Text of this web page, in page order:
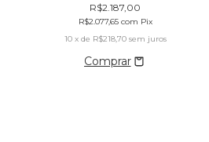
R$2.187,00
R$2.077,65 com Pix
10 x de R$218,70 sem juros